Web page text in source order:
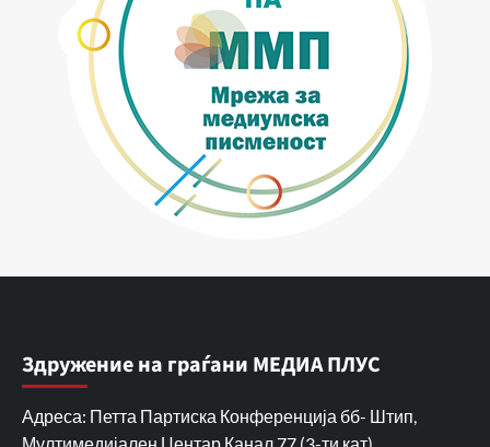
Здружение на граѓани МЕДИА ПЛУС
Адреса: Петта Партиска Конференција бб- Штип,